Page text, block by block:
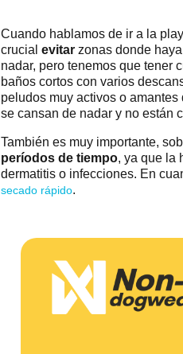
Cuando hablamos de ir a la
crucial evitar zonas donde haya
nadar, pero tenemos que tener
baños cortos con varios
peludos muy activos o
se cansan de nadar y no están
También es muy importante,
períodos de tiempo, ya que la
dermatitis o infecciones. En
secado rápido.